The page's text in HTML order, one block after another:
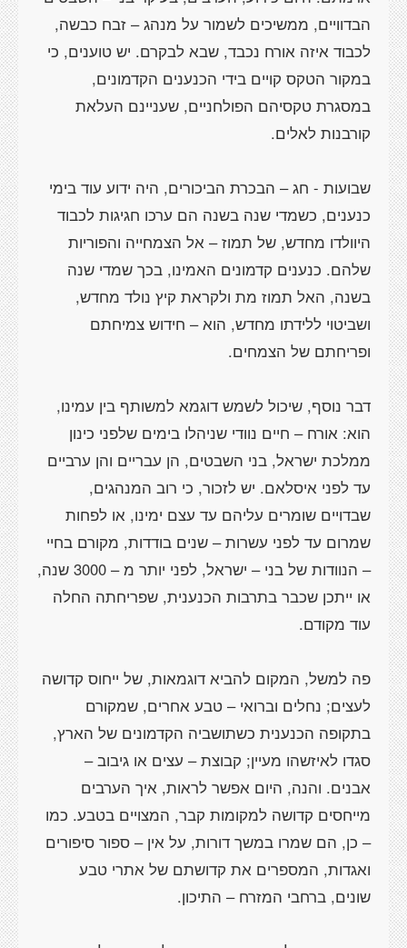
הבדוויים, ממשיכים לשמור על מנהג – זבח כבשה,
לכבוד איזה אורח נכבד, שבא לבקרם. יש טוענים, כי
במקור הטקס קויים בידי הכנענים הקדמונים,
במסגרת טקסיהם הפולחניים, שעניינם העלאת
שבועות - חג – הבכרת הביכורים, היה ידוע עוד בימי
כנענים, כשמדי שנה בשנה הם ערכו חגיגות לכבוד
היוולדו מחדש, של תמוז – אל הצמחייה והפוריות
שלהם. כנענים קדמונים האמינו, בכך שמדי שנה
בשנה, האל תמוז מת ולקראת קיץ נולד מחדש,
ושביטוי ללידתו מחדש, הוא – חידוש צמיחתם
דבר נוסף, שיכול לשמש דוגמא למשותף בין עמינו,
הוא: אורח – חיים נוודי שניהלו בימים שלפני כינון
ממלכת ישראל, בני השבטים, הן עבריים והן ערביים
עד לפני איסלאם. יש לזכור, כי רוב המנהגים,
שבדויים שומרים עליהם עד עצם ימינו, או לפחות
שמרום עד לפני עשרות – שנים בודדות, מקורם בחיי
– הנוודות של בני – ישראל, לפני יותר מ – 3000 שנה,
או ייתכן שכבר בתרבות הכנענית, שפריחתה החלה
פה למשל, המקום להביא דוגמאות, של ייחוס קדושה
לעצים; נחלים וברואי – טבע אחרים, שמקורם
בתקופה הכנענית כשתושביה הקדמונים של הארץ,
סגדו לאיזשהו מעיין; קבוצת – עצים או גיבוב –
אבנים. והנה, היום אפשר לראות, איך הערבים
מייחסים קדושה למקומות קבר, המצויים בטבע. כמו
– כן, הם שמרו במשך דורות, על אין – ספור סיפורים
ואגדות, המספרים את קדושתם של אתרי טבע